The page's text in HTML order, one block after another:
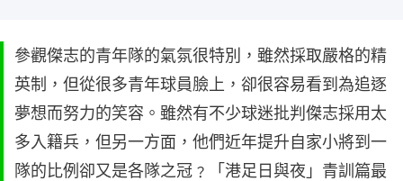
參觀傑志的青年隊的氣氛很特別，雖然採取嚴格的精
英制，但從很多青年球員臉上，卻很容易看到為追逐
夢想而努力的笑容。雖然有不少球迷批判傑志採用太
多入籍兵，但另一方面，他們近年提升自家小將到一
隊的比例卻又是各隊之冠﹖「港足日與夜」青訓篇最